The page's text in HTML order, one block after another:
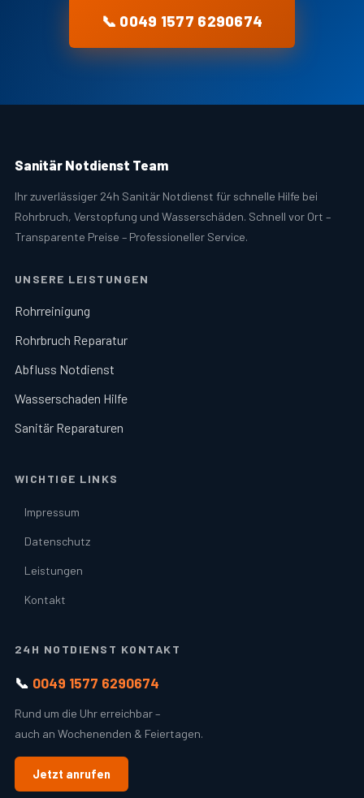
📞 0049 1577 6290674
Sanitär Notdienst Team
Ihr zuverlässiger 24h Sanitär Notdienst für schnelle Hilfe bei
Rohrbruch, Verstopfung und Wasserschäden. Schnell vor Ort –
Transparente Preise – Professioneller Service.
UNSERE LEISTUNGEN
Rohrreinigung
Rohrbruch Reparatur
Abfluss Notdienst
Wasserschaden Hilfe
Sanitär Reparaturen
WICHTIGE LINKS
Impressum
Datenschutz
Leistungen
Kontakt
24H NOTDIENST KONTAKT
📞 0049 1577 6290674
Rund um die Uhr erreichbar –
auch an Wochenenden & Feiertagen.
Jetzt anrufen